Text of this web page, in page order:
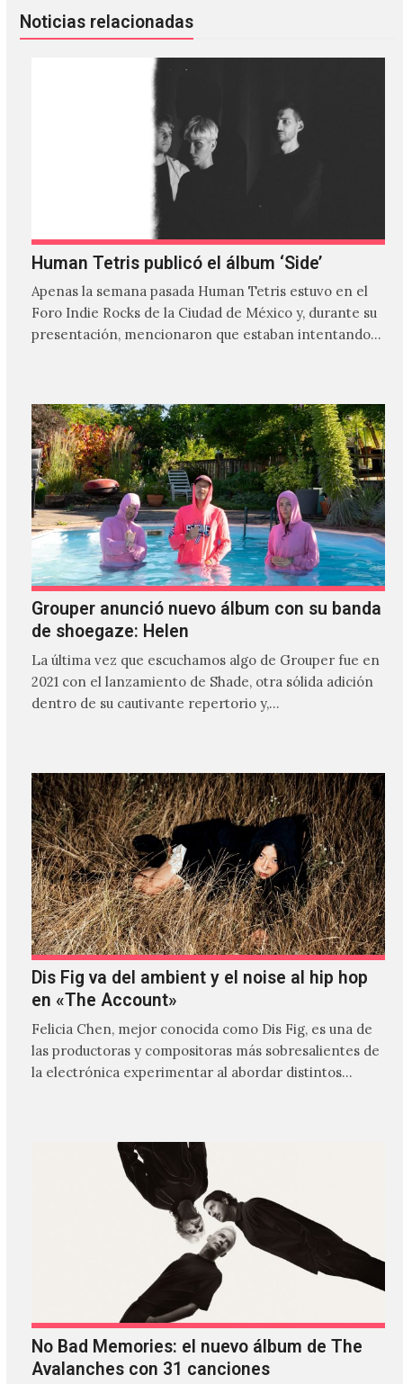
Noticias relacionadas
Human Tetris publicó el álbum ‘Side’
Apenas la semana pasada Human Tetris estuvo en el
Foro Indie Rocks de la Ciudad de México y, durante su
presentación, mencionaron que estaban intentando…
Grouper anunció nuevo álbum con su banda
de shoegaze: Helen
La última vez que escuchamos algo de Grouper fue en
2021 con el lanzamiento de Shade, otra sólida adición
dentro de su cautivante repertorio y,…
Dis Fig va del ambient y el noise al hip hop
en «The Account»
Felicia Chen, mejor conocida como Dis Fig, es una de
las productoras y compositoras más sobresalientes de
la electrónica experimentar al abordar distintos
No Bad Memories: el nuevo álbum de The
Avalanches con 31 canciones